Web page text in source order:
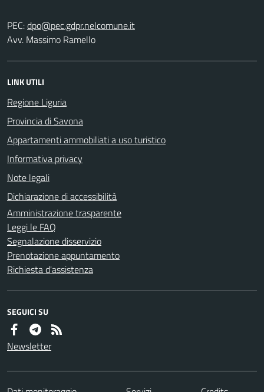
PEC:
Avv. Massimo Ramello
LINK UTILI
Regione Liguria
Provincia di Savona
Appartamenti ammobiliati a uso turistico
Informativa privacy
Note legali
Dichiarazione di accessibilità
Amministrazione trasparente
Leggi le FAQ
Segnalazione disservizio
Prenotazione appuntamento
Richiesta d'assistenza
SEGUICI SU
Newsletter